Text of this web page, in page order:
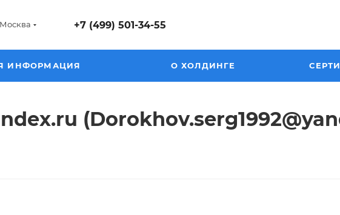
Москва +7 (499) 501-34-55
ИНФОРМАЦИЯ О ХОЛДИНГЕ